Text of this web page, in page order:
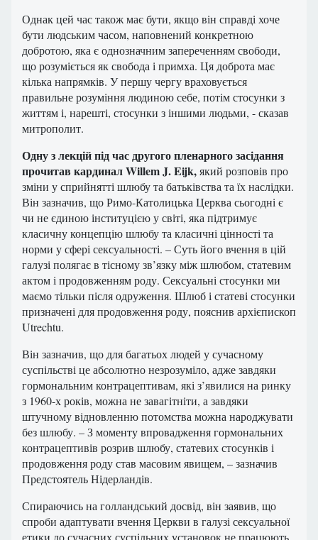
Однак цей час також має бути, якщо він справді хоче
бути людським часом, наповнений конкретною
добротою, яка є однозначним запереченням свободи,
що розуміється як свобода і примха. Ця доброта має
кілька напрямків. У першу чергу враховується
правильне розуміння людиною себе, потім стосунки з
життям і, нарешті, стосунки з іншими людьми, - сказав
митрополит.
Одну з лекцій під час другого пленарного засідання
прочитав кардинал Willem J. Eijk,який розповів про
зміни у сприйнятті шлюбу та батьківства та їх наслідки.
Він зазначив, що Римо-Католицька Церква сьогодні є
чи не єдиною інституцією у світі, яка підтримує
класичну концепцію шлюбу та класичні цінності та
норми у сфері сексуальності. – Суть його вчення в цій
галузі полягає в тісному зв’язку між шлюбом, статевим
актом і продовженням роду. Сексуальні стосунки ми
маємо тільки після одруження. Шлюб і статеві стосунки
призначені для продовження роду, пояснив архієпископ
Utrechtu.
Він зазначив, що для багатьох людей у ​​сучасному
суспільстві це абсолютно незрозуміло, адже завдяки
гормональним контрацептивам, які з’явилися на ринку
з 1960-х років, можна не завагітніти, а завдяки
штучному відновленню потомства можна народжувати
без шлюбу. – З моменту впровадження гормональних
контрацептивів розрив шлюбу, статевих стосунків і
продовження роду став масовим явищем, – зазначив
Предстоятель Нідерландів.
Спираючись на голландський досвід, він заявив, що
спроби адаптувати вчення Церкви в галузі сексуальної
етики до сучасних суспільних установок не працюють